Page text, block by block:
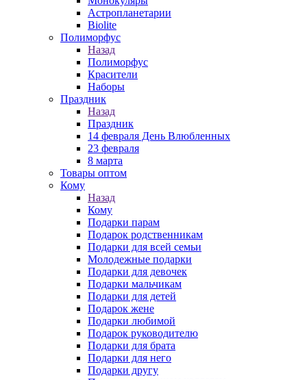
Астропланетарии
Biolite
Полиморфус
Назад
Полиморфус
Красители
Наборы
Праздник
Назад
Праздник
14 февраля День Влюбленных
23 февраля
8 марта
Товары оптом
Кому
Назад
Кому
Подарки парам
Подарок родственникам
Подарки для всей семьи
Молодежные подарки
Подарки для девочек
Подарки мальчикам
Подарки для детей
Подарок жене
Подарки любимой
Подарок руководителю
Подарки для брата
Подарки для него
Подарки другу